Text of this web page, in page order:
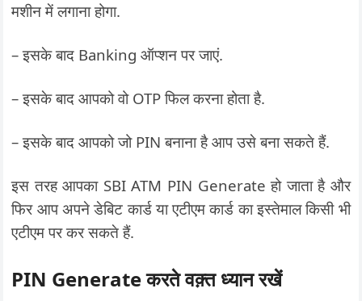
मशीन में लगाना होगा.
– इसके बाद Banking ऑप्शन पर जाएं.
– इसके बाद आपको वो OTP फिल करना होता है.
– इसके बाद आपको जो PIN बनाना है आप उसे बना सकते हैं.
इस तरह आपका SBI ATM PIN Generate हो जाता है और
फिर आप अपने डेबिट कार्ड या एटीएम कार्ड का इस्तेमाल किसी भी
एटीएम पर कर सकते हैं.
PIN Generate करते वक़्त ध्यान रखें